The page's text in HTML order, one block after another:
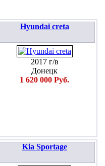
Hyundai creta
2017 г/в
Донецк
1 620 000 Руб.
Kia Sportage